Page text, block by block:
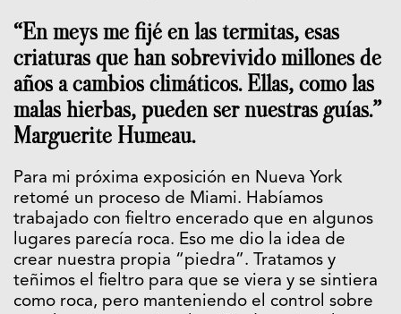
“En meys me fijé en las termitas, esas
criaturas que han sobrevivido millones de
años a cambios climáticos. Ellas, como las
malas hierbas, pueden ser nuestras guías.”
Marguerite Humeau.
Para mi próxima exposición en Nueva York
retomé un proceso de Miami. Habíamos
trabajado con fieltro encerado que en algunos
lugares parecía roca. Eso me dio la idea de
crear nuestra propia “piedra”. Tratamos y
teñimos el fieltro para que se viera y se sintiera
como roca, pero manteniendo el control sobre